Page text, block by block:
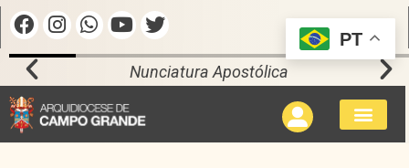
Nunciatura Apostólica
PT